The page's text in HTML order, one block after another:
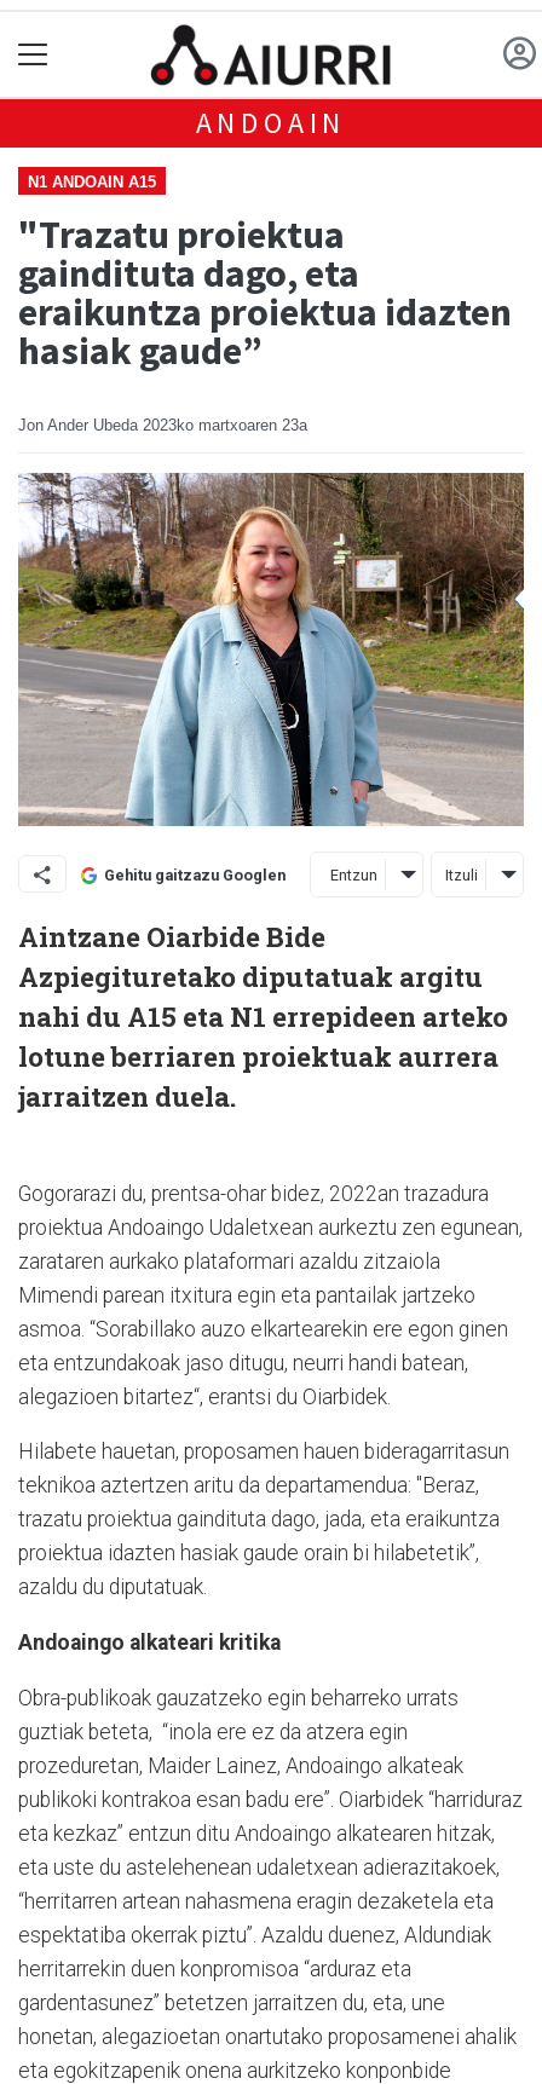
ANDOAIN
N1 ANDOAIN A15
"Trazatu proiektua
gaindituta dago, eta
eraikuntza proiektua idazten
hasiak gaude”
Jon Ander Ubeda 2023ko martxoaren 23a
Gehitu gaitzazu Googlen Entzun Itzuli
Aintzane Oiarbide Bide
Azpiegituretako diputatuak argitu
nahi du A15 eta N1 errepideen arteko
lotune berriaren proiektuak aurrera
jarraitzen duela.
Gogorarazi du, prentsa-ohar bidez, 2022an trazadura
proiektua Andoaingo Udaletxean aurkeztu zen egunean,
zarataren aurkako plataformari azaldu zitzaiola
Mimendi parean itxitura egin eta pantailak jartzeko
asmoa. “Sorabillako auzo elkartearekin ere egon ginen
eta entzundakoak jaso ditugu, neurri handi batean,
alegazioen bitartez“, erantsi du Oiarbidek.
Hilabete hauetan, proposamen hauen bideragarritasun
teknikoa aztertzen aritu da departamendua: "Beraz,
trazatu proiektua gaindituta dago, jada, eta eraikuntza
proiektua idazten hasiak gaude orain bi hilabetetik”,
azaldu du diputatuak.
Andoaingo alkateari kritika
Obra-publikoak gauzatzeko egin beharreko urrats
guztiak beteta, “inola ere ez da atzera egin
prozeduretan, Maider Lainez, Andoaingo alkateak
publikoki kontrakoa esan badu ere”. Oiarbidek “harriduraz
eta kezkaz” entzun ditu Andoaingo alkatearen hitzak,
eta uste du astelehenean udaletxean adierazitakoek,
“herritarren artean nahasmena eragin dezaketela eta
espektatiba okerrak piztu”. Azaldu duenez, Aldundiak
herritarrekin duen konpromisoa “arduraz eta
gardentasunez” betetzen jarraitzen du, eta, une
honetan, alegazioetan onartutako proposamenei ahalik
eta egokitzapenik onena aurkitzeko konponbide